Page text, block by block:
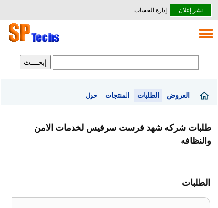
نشر إعلان إدارة الحساب
العروض الطلبات المنتجات حول
طلبات شركه شهد فرست سرفيس لخدمات الامن
والنظافه
الطلبات